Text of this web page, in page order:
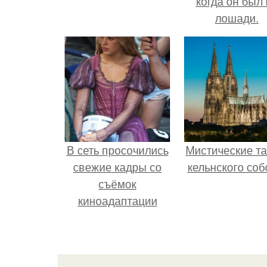
лошади.
В сеть просочились
свежие кадры со
съёмок
киноадаптации
моментально
Мистические
кельнского